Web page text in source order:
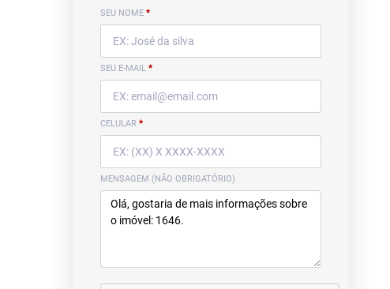
SEU NOME *
SEU E-MAIL *
CELULAR *
MENSAGEM (NÃO OBRIGATÓRIO)